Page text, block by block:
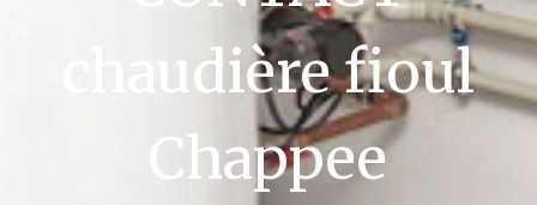
chaudière fioul
Chappee